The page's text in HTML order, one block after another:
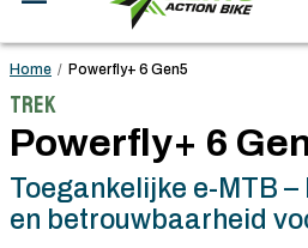
Gratis verzending in
Home / Powerfly+ 6 Gen5
Trek
Powerfly+ 6
Toegankelijke e-MTB
en betrouwbaarheid